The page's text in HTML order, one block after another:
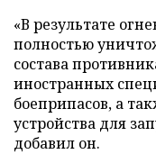
«В результате
полностью
состава
иностранных
боеприпасов, а
устройства для
добавил он.